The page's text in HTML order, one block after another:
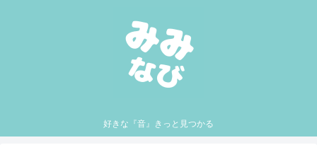
好きな『音』きっと見つかる